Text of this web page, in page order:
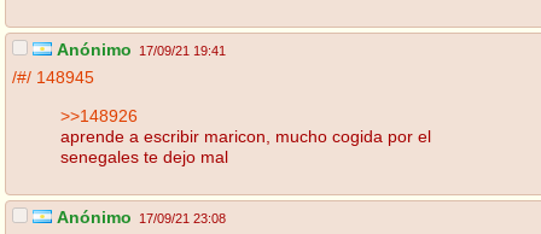
Anónimo 17/09/21 19:41
/#/ 148945
>>148926
aprende a escribir maricon, mucho cogida por el
senegales te dejo mal
Anónimo 17/09/21 23:08